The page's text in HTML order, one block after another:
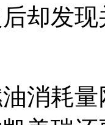
却发
消耗